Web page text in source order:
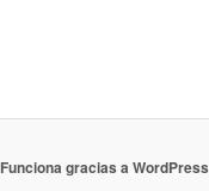
Funciona gracias a WordPress